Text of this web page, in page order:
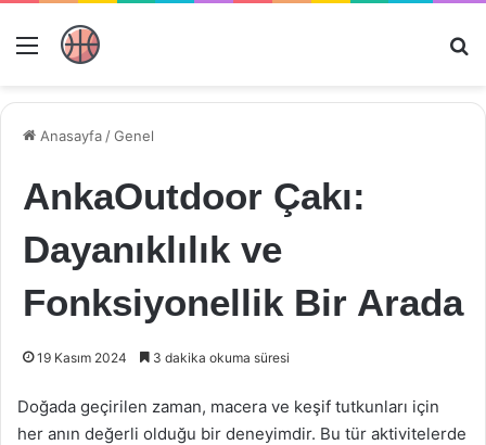
Menü
Anasayfa /Genel
AnkaOutdoor Çakı:
Dayanıklılık ve
Fonksiyonellik Bir Arada
19 Kasım 2024 3 dakika okuma süresi
Doğada geçirilen zaman, macera ve keşif tutkunları için
her anın değerli olduğu bir deneyimdir. Bu tür aktivitelerde